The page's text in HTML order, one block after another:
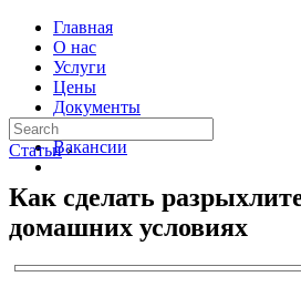
Главная
О нас
Услуги
Цены
Документы
Контакты
Вакансии
Статьи ›
Как сделать
домашних условиях